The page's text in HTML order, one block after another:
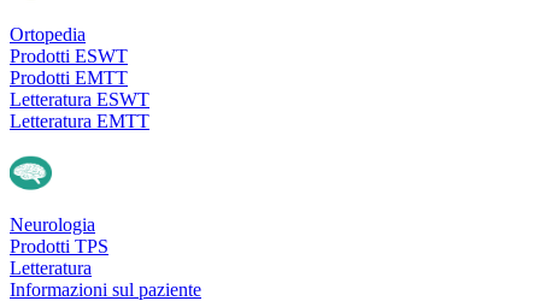
Ortopedia
Prodotti ESWT
Prodotti EMTT
Letteratura ESWT
Letteratura EMTT
Neurologia
Prodotti TPS
Letteratura
Informazioni sul paziente